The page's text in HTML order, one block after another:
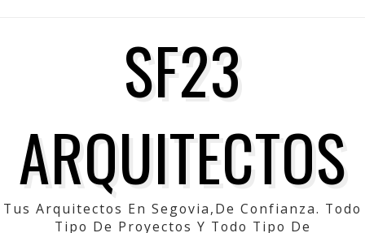
SF23
ARQUITECTOS
Tus Arquitectos En Segovia,de Confianza. Todo
Tipo De Proyectos Y Todo Tipo De